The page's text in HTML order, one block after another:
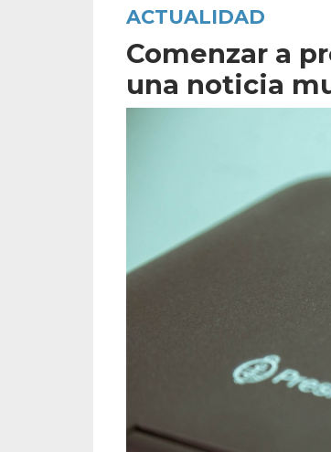
ACTUALIDAD
Comenzar a
una noticia